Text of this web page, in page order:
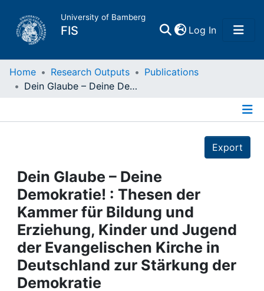
University of Bamberg
FIS Log In(current)
Home
Projects
People
Institutions
Awards
Home Research Outputs
Publications
Dein Glaube – Deine Demokratie! : Thesen der Kammer für Bildung und Erziehung, Kinder und Jugend der Evangelischen Kirche in Deutschland zur Stärkung der Demokratie
Export
Dein Glaube – Deine
Demokratie! : Thesen der
Kammer für Bildung und
Erziehung, Kinder und Jugend
der Evangelischen Kirche in
Deutschland zur Stärkung der
Demokratie